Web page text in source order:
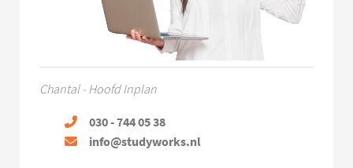
Chantal - Hoofd Inplan
030 - 744 05 38
info@studyworks.nl